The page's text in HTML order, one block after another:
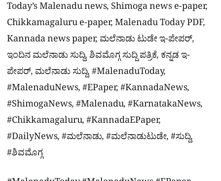
Today’s Malenadu news, Shimoga news e-paper,
Chikkamagaluru e-paper, Malenadu Today PDF,
Kannada news paper, ಮಲೆನಾಡು ಟುಡೇ ಇ-ಪೇಪರ್,
ಇಂದಿನ ಮಲೆನಾಡು ಸುದ್ದಿ, ಶಿವಮೊಗ್ಗ ಸುದ್ದಿ ಪತ್ರಿಕೆ, ಕನ್ನಡ ಇ-
ಪೇಪರ್, ಮಲೆನಾಡು ಸುದ್ದಿ, #MalenaduToday,
#MalenaduNews, #EPaper, #KannadaNews,
#ShimogaNews, #Malenadu, #KarnatakaNews,
#Chikkamagaluru, #KannadaEPaper,
#DailyNews, #ಮಲೆನಾಡು, #ಮಲೆನಾಡುಟುಡೇ, #ಸುದ್ದಿ,
#ಶಿವಮೊಗ್ಗ